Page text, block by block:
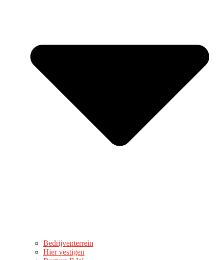
Bedrijventerrein
Hier vestigen